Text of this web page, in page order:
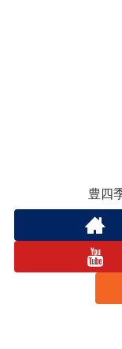
豊四